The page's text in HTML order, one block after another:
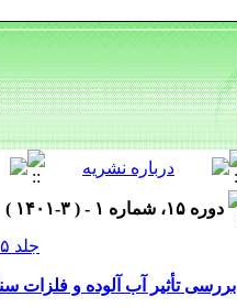
دوره ۱۵، شماره ۱ - ( ۳-۱۴۰۱ )
جلد ۱۵ شماره ۱ صفحات ۳۲-۱۷
بررسی تأثیر آب آلوده و فلزات